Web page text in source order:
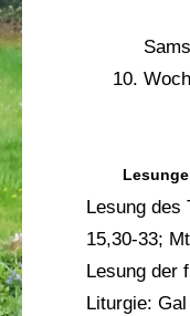
10.
Lesung des
15,30-33;
Lesung der
Liturgie: